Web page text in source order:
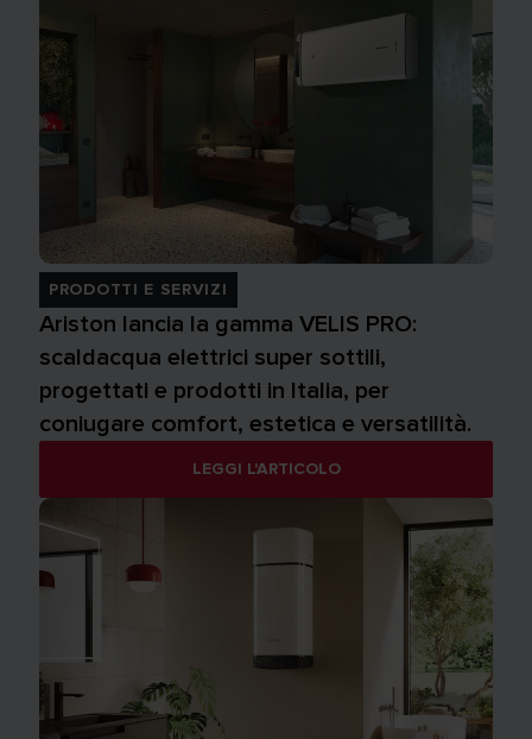
PRODOTTI E SERVIZI
Ariston lancia la gamma VELIS PRO:
scaldacqua elettrici super sottili,
progettati e prodotti in Italia, per
coniugare comfort, estetica e versatilità.
LEGGI L'ARTICOLO